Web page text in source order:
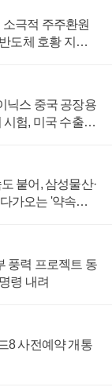
극적 주주환원
도체 호황 지속
닉스 중국 공장용
험, 미국 수출통
붙어, 삼성물산·
가오는 '약속의
풍력 프로젝트 동
령 내려
8 사전예약 개통